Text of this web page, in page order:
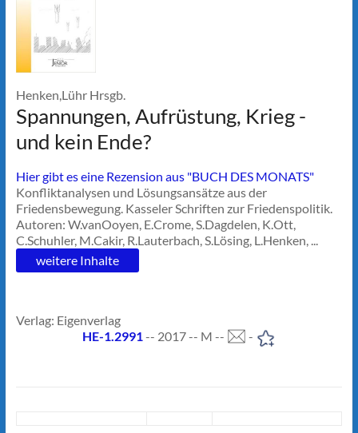
Henken,Lühr Hrsgb.
Spannungen, Aufrüstung, Krieg -
und kein Ende?
Hier gibt es eine Rezension aus "BUCH DES MONATS"
Konfliktanalysen und Lösungsansätze aus der
Friedensbewegung. Kasseler Schriften zur Friedenspolitik.
Autoren: W.vanOoyen, E.Crome, S.Dagdelen, K.Ott,
C.Schuhler, M.Cakir, R.Lauterbach, S.Lösing, L.Henken, ...
weitere Inhalte
Verlag: Eigenverlag
HE-1.2991-- 2017 -- M -- -